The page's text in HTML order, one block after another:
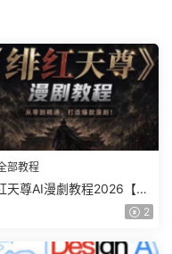
部教程
天尊AI漫劇教程2026【畫
2